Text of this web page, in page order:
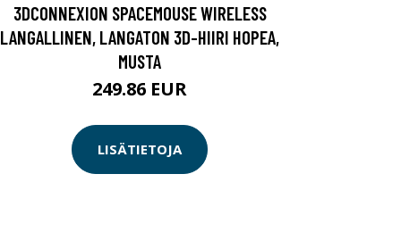
3DCONNEXION SPACEMOUSE WIRELESS
LANGALLINEN, LANGATON 3D-HIIRI HOPEA,
MUSTA
249.86 EUR
LISÄTIETOJA